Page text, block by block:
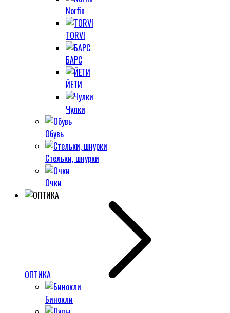
Norfin
TORVI
БАРС
ЙЕТИ
Чулки
Обувь
Стельки, шнурки
Очки
ОПТИКА
Бинокли